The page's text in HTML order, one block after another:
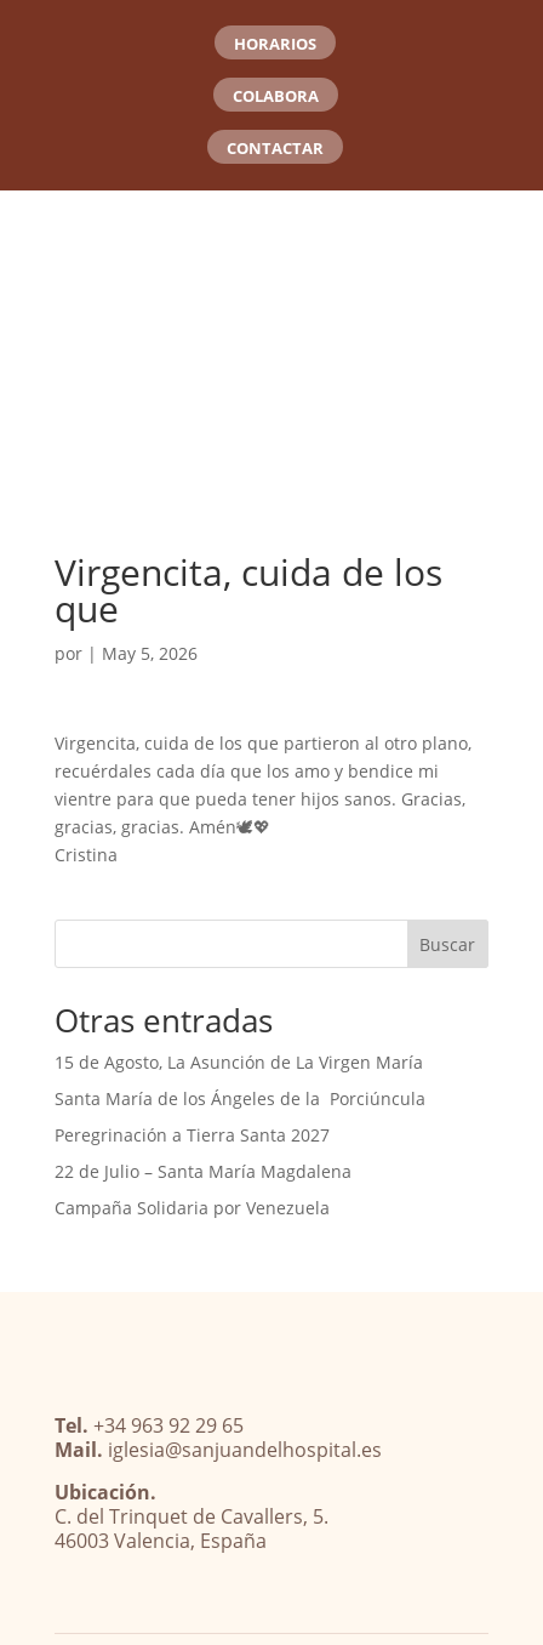
HORARIOS
COLABORA
CONTACTAR
Virgencita, cuida de los
que
por | May 5, 2026
Virgencita, cuida de los que partieron al otro plano,
recuérdales cada día que los amo y bendice mi
vientre para que pueda tener hijos sanos. Gracias,
gracias, gracias. Amén🕊️💖
Cristina
Buscar
Otras entradas
15 de Agosto, La Asunción de La Virgen María
Santa María de los Ángeles de la Porciúncula
Peregrinación a Tierra Santa 2027
22 de Julio – Santa María Magdalena
Campaña Solidaria por Venezuela
Tel. +34 963 92 29 65
Mail. iglesia@sanjuandelhospital.es
Ubicación.
C. del Trinquet de Cavallers, 5.
46003 Valencia, España